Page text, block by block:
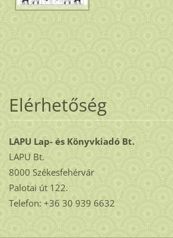
Elérhetőség
LAPU Lap- és Könyvkiadó Bt.
LAPU Bt.
8000 Székesfehérvár
Palotai út 122.
Telefon: +36 30 939 6632